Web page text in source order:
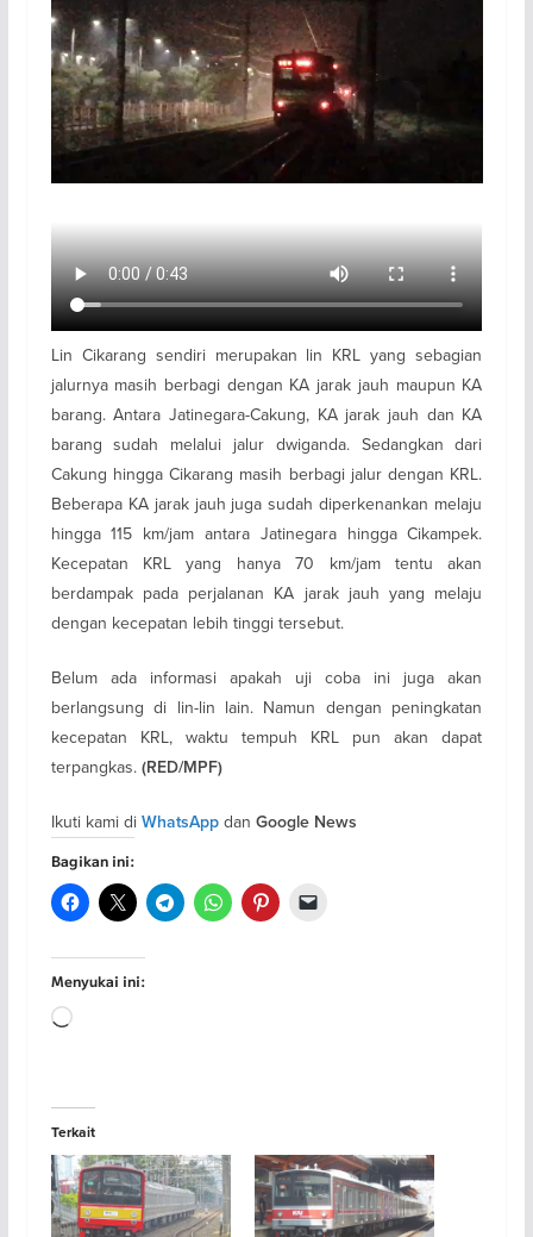
Lin Cikarang sendiri merupakan lin KRL yang sebagian
jalurnya masih berbagi dengan KA jarak jauh maupun KA
barang. Antara Jatinegara-Cakung, KA jarak jauh dan KA
barang sudah melalui jalur dwiganda. Sedangkan dari
Cakung hingga Cikarang masih berbagi jalur dengan KRL.
Beberapa KA jarak jauh juga sudah diperkenankan melaju
hingga 115 km/jam antara Jatinegara hingga Cikampek.
Kecepatan KRL yang hanya 70 km/jam tentu akan
berdampak pada perjalanan KA jarak jauh yang melaju
dengan kecepatan lebih tinggi tersebut.
Belum ada informasi apakah uji coba ini juga akan
berlangsung di lin-lin lain. Namun dengan peningkatan
kecepatan KRL, waktu tempuh KRL pun akan dapat
terpangkas. (RED/MPF)
Ikuti kami di WhatsAppdan Google News
Bagikan ini:
Menyukai ini:
Memuat...
Terkait